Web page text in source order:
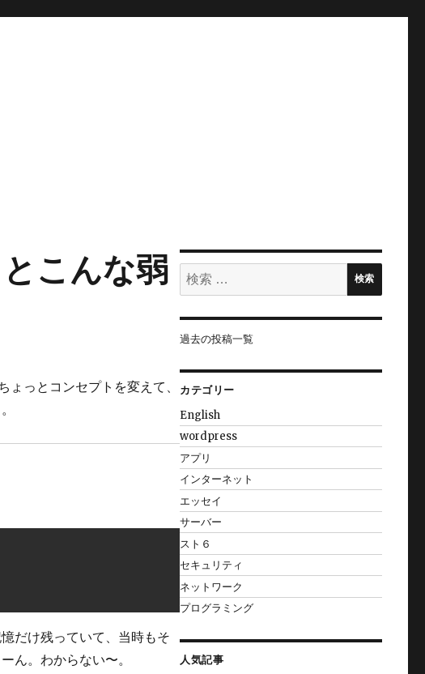
こんな弱
っとコンセプトを変えて、
だけ残っていて、当時もそ
ん。わからない〜。
検
索:
検索
過去の投稿一覧
カテゴリー
English
wordpress
アプリ
インターネット
エッセイ
サーバー
スト６
セキュリティ
ネットワーク
プログラミング
人気記事